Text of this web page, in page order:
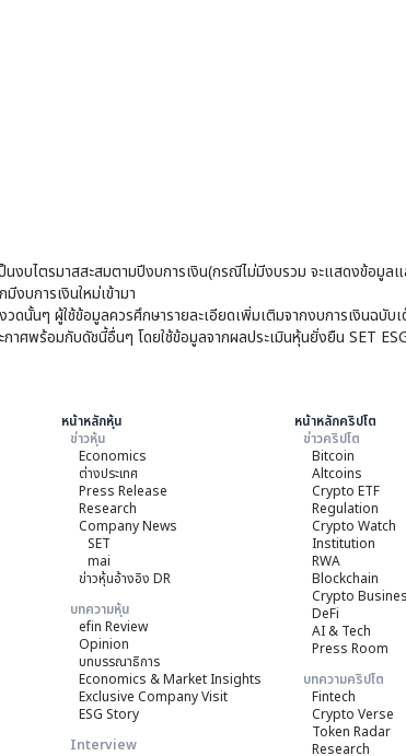
บไตรมาสสะสมตามปีงบการเงิน(กรณีไม่มีงบรวม จะแสดงข้อมูล
งบการเงินใหม่เข้ามา
นั้นๆ ผู้ใช้ข้อมูลควรศึกษารายละเอียดเพิ่มเติมจากงบการเงินฉ
กาศพร้อมกับดัชนี้อื่นๆ โดยใช้ข้อมูลจากผลประเมินหุ้นยั่งยืน SET
หน้าหลักหุ้น
ข่าวหุ้น
Economics
ต่างประเทศ
Press Release
Research
Company News
SET
mai
ข่าวหุ้นอ้างอิง DR
บทความหุ้น
efin Review
Opinion
บทบรรณาธิการ
Economics & Market Insights
Exclusive Company Visit
ESG Story
Interview
หน้าหลักคริปโต
ข่าวคริปโต
Bitcoin
Altcoins
Crypto ETF
Regulation
Crypto Watch
Institution
RWA
Blockchain
Crypto
DeFi
AI & Tech
Press Room
บทความคริปโต
Fintech
Crypto Verse
Token Radar
Research